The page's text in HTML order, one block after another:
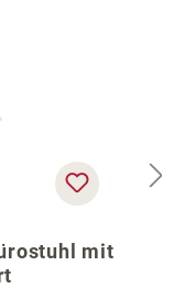
mit